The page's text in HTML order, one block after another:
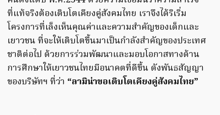
ที่แท้จริงต้องเติบโตเคียงคู่สังคมไทย เราจึงได้ริเริ่ม
โครงการที่เล็งเห็นคุณค่าและความสำคัญของเด็กและ
เยาวชน ที่จะให้เติบโตขึ้นมาเป็นกำลังสำคัญของประเทศ
ชาติต่อไป ด้วยการร่วมพัฒนาและมอบโอกาสทางด้าน
การศึกษาให้เยาวชนไทยมีอนาคตที่ดีขึ้น ดังพันธสัญญา
ของบริษัทฯ ที่ว่า “ลามิน่าขอเติบโตเคียงคู่สังคมไทย”